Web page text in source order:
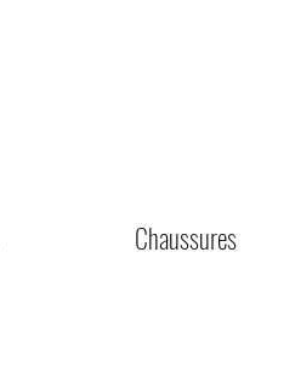
Chaussures